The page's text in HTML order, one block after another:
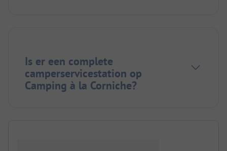
Is er een complete
camperservicestation op
Camping à la Corniche?